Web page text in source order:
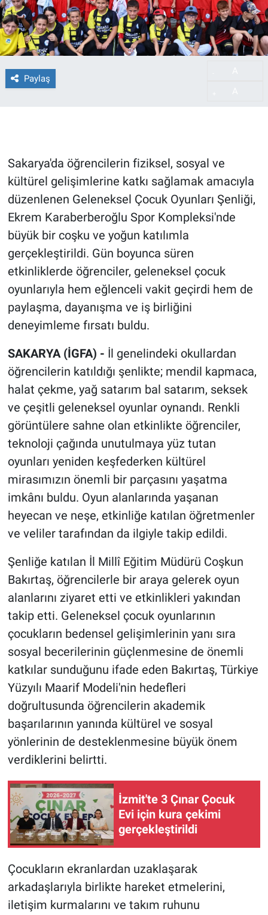
Paylaş
Sakarya'da öğrencilerin fiziksel, sosyal ve
kültürel gelişimlerine katkı sağlamak amacıyla
düzenlenen Geleneksel Çocuk Oyunları Şenliği,
Ekrem Karaberberoğlu Spor Kompleksi'nde
büyük bir coşku ve yoğun katılımla
gerçekleştirildi. Gün boyunca süren
etkinliklerde öğrenciler, geleneksel çocuk
oyunlarıyla hem eğlenceli vakit geçirdi hem de
paylaşma, dayanışma ve iş birliğini
deneyimleme fırsatı buldu.
SAKARYA (İGFA) - İl genelindeki okullardan
öğrencilerin katıldığı şenlikte; mendil kapmaca,
halat çekme, yağ satarım bal satarım, seksek
ve çeşitli geleneksel oyunlar oynandı. Renkli
görüntülere sahne olan etkinlikte öğrenciler,
teknoloji çağında unutulmaya yüz tutan
oyunları yeniden keşfederken kültürel
mirasımızın önemli bir parçasını yaşatma
imkânı buldu. Oyun alanlarında yaşanan
heyecan ve neşe, etkinliğe katılan öğretmenler
ve veliler tarafından da ilgiyle takip edildi.
Şenliğe katılan İl Millî Eğitim Müdürü Coşkun
Bakırtaş, öğrencilerle bir araya gelerek oyun
alanlarını ziyaret etti ve etkinlikleri yakından
takip etti. Geleneksel çocuk oyunlarının
çocukların bedensel gelişimlerinin yanı sıra
sosyal becerilerinin güçlenmesine de önemli
katkılar sunduğunu ifade eden Bakırtaş, Türkiye
Yüzyılı Maarif Modeli'nin hedefleri
doğrultusunda öğrencilerin akademik
başarılarının yanında kültürel ve sosyal
yönlerinin de desteklenmesine büyük önem
verdiklerini belirtti.
İzmit'te 3 Çınar Çocuk
Evi için kura çekimi
gerçekleştirildi
Çocukların ekranlardan uzaklaşarak
arkadaşlarıyla birlikte hareket etmelerini,
iletişim kurmalarını ve takım ruhunu